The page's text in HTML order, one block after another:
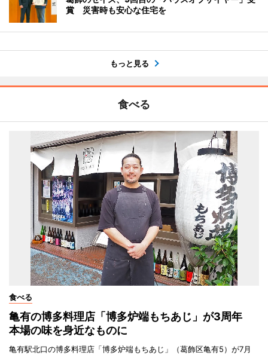
賞 災害時も安心な住宅を
もっと見る
食べる
食べる
亀有の博多料理店「博多炉端もちあじ」が3周年
本場の味を身近なものに
亀有駅北口の博多料理店「博多炉端もちあじ」（葛飾区亀有5）が7月